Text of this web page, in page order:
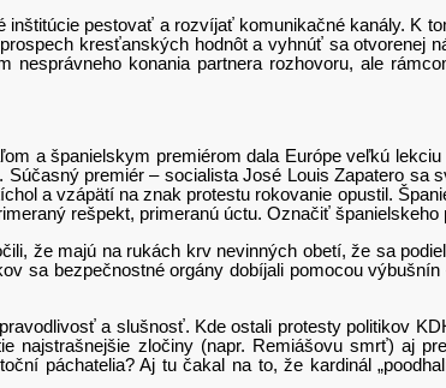
pestovať a rozvíjať komunikačné kanály. K
kresťanských hodnôt a vyhnúť sa otvorenej
nesprávneho konania partnera rozhovoru, ale
premiérom dala Európe veľkú lekciu
premiér – socialista José Louis Zapatero sa
a vzápätí na znak protestu rokovanie opustil.
rešpekt, primeranú úctu. Označiť
majú na rukách krv nevinných obetí, že sa
sa bezpečnostné orgány dobíjali pomocou
a slušnosť. Kde ostali protesty politikov
zločiny (napr. Remiášovu smrť) aj
páchatelia? Aj tu čakal na to, že kardinál